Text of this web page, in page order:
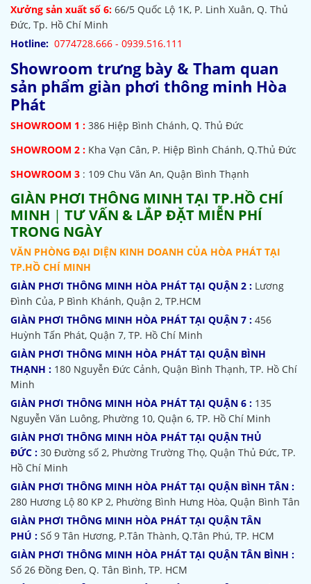
Xưởng sản xuất số 6: 66/5 Quốc Lộ 1K, P. Linh Xuân, Q. Thủ
Đức, Tp. Hồ Chí Minh
Hotline: 0774728.666 - 0939.516.111
Showroom trưng bày & Tham quan
sản phẩm giàn phơi thông minh Hòa
Phát
SHOWROOM 1 : 386 Hiệp Bình Chánh, Q. Thủ Đức
SHOWROOM 2 : Kha Vạn Cân, P. Hiệp Bình Chánh, Q.Thủ Đức
SHOWROOM 3 : 109 Chu Văn An, Quận Bình Thạnh
GIÀN PHƠI THÔNG MINH TẠI TP.HỒ CHÍ
MINH | TƯ VẤN & LẮP ĐẶT MIỄN PHÍ
TRONG NGÀY
VĂN PHÒNG ĐẠI DIỆN KINH DOANH CỦA HÒA PHÁT TẠI
TP.HỒ CHÍ MINH
GIÀN PHƠI THÔNG MINH HÒA PHÁT TẠI QUẬN 2 : Lương
Đình Của, P Bình Khánh, Quận 2, TP.HCM
GIÀN PHƠI THÔNG MINH HÒA PHÁT TẠI QUẬN 7 : 456
Huỳnh Tấn Phát, Quận 7, TP. Hồ Chí Minh
GIÀN PHƠI THÔNG MINH HÒA PHÁT TẠI QUẬN BÌNH
THẠNH : 180 Nguyễn Đức Cảnh, Quận Bình Thạnh, TP. Hồ Chí
Minh
GIÀN PHƠI THÔNG MINH HÒA PHÁT TẠI QUẬN 6 : 135
Nguyễn Văn Luông, Phường 10, Quận 6, TP. Hồ Chí Minh
GIÀN PHƠI THÔNG MINH HÒA PHÁT TẠI QUẬN THỦ
ĐỨC : 30 Đường số 2, Phường Trường Thọ, Quận Thủ Đức, TP.
Hồ Chí Minh
GIÀN PHƠI THÔNG MINH HÒA PHÁT TẠI QUẬN BÌNH TÂN :
280 Hương Lộ 80 KP 2, Phường Bình Hưng Hòa, Quận Bình Tân
GIÀN PHƠI THÔNG MINH HÒA PHÁT TẠI QUẬN TÂN
PHÚ : Số 9 Tân Hương, P.Tân Thành, Q.Tân Phú, TP. HCM
GIÀN PHƠI THÔNG MINH HÒA PHÁT TẠI QUẬN TÂN BÌNH :
Số 26 Đồng Đen, Q. Tân Bình, TP. HCM